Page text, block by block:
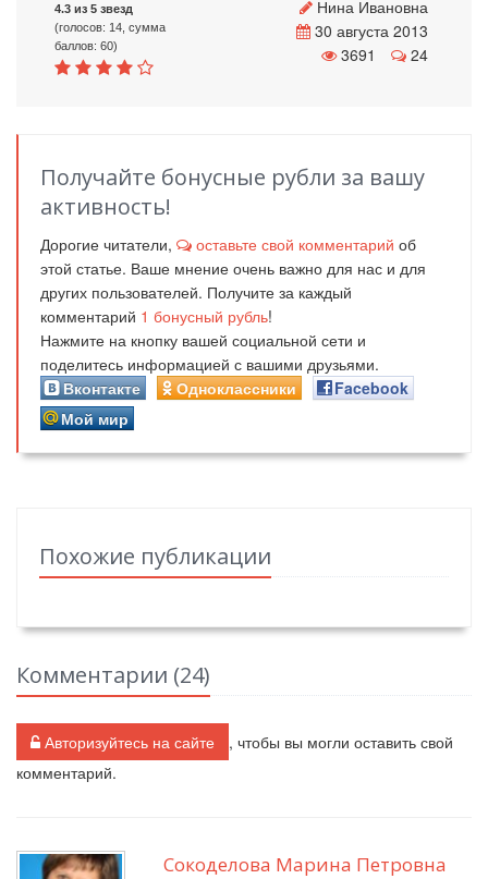
4.3 из 5 звезд
(голосов: 14, сумма
баллов: 60)
Нина Ивановна
30 августа 2013
3691
24
Получайте бонусные рубли за вашу
активность!
Дорогие читатели, оставьте свой комментарий об
этой статье. Ваше мнение очень важно для нас и для
других пользователей. Получите за каждый
комментарий 1 бонусный рубль!
Нажмите на кнопку вашей социальной сети и
поделитесь информацией с вашими друзьями.
Вконтакте
Одноклассники
Facebook
Мой мир
Похожие публикации
Комментарии (24)
Авторизуйтесь на сайте
, чтобы вы могли оставить свой
комментарий.
Сокоделова Марина Петровна